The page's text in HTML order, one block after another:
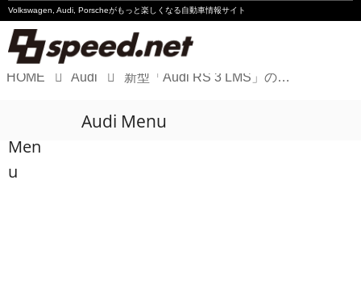
Volkswagen, Audi, Porscheがもっと楽しくなる自動車情報サイト
Audi
HOME Audi 新型「Audi RS 3 LMS」の受注がスタート
Men
u
Audi Menu